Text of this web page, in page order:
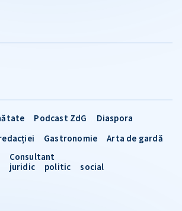
Podcast ZdG
Diaspora
Gastronomie
Arta de gardă
Consultant
juridic
politic social